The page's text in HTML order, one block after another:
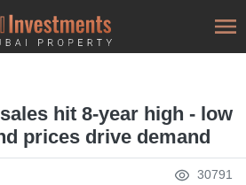
hit 8-year high - low
prices drive demand
30791